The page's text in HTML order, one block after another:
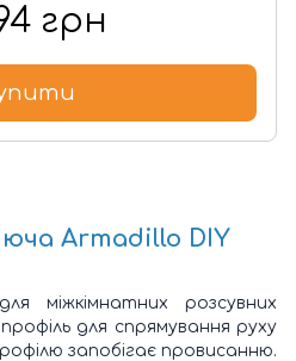
грн
Armadillo DIY
міжкімнатних розсувних
для спрямування руху
запобігає провисанню.